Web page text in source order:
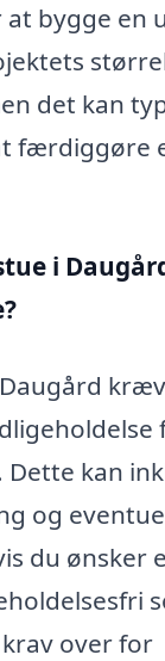
bygge en
det kan
færdiggøre
i
Daugård
Dette kan
og
du ønsker
over for